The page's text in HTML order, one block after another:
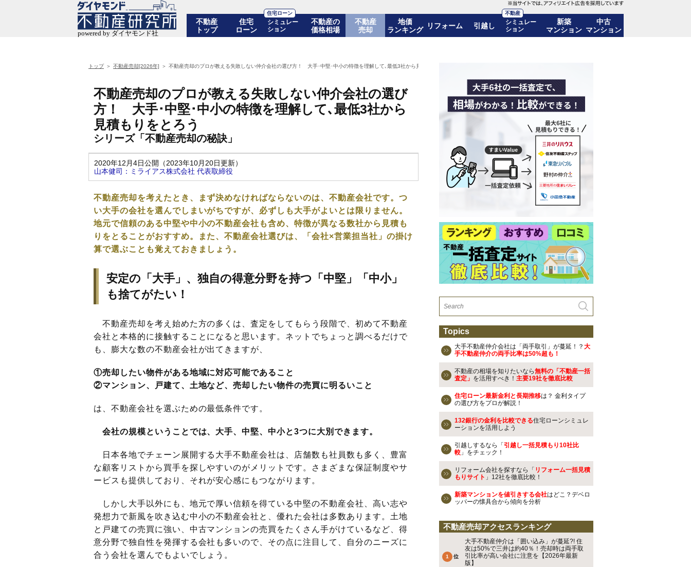
不動産
トップ
住宅
ローン
住宅ローン
シミュレー
ション
不動産の
価格相場
不動産
売却
地価
ランキング
リフォーム 引越し
不動産
シミュレー
ション
新築
マンション
中古
マンション
トップ 不動産売却[2026年] 不動産売却のプロが教える失敗しない仲介会社の選び方！ 大手･中堅･中小の特徴を理解して､最低3社から見積もりをとろう シリーズ「不動産売却の秘訣」
不動産売却のプロが教える失敗しない仲介会社の選び
方！ 大手･中堅･中小の特徴を理解して､最低3社から
見積もりをとろう
シリーズ「不動産売却の秘訣」
2020年12月4日公開（2023年10月20日更新）
山本健司：ミライアス株式会社 代表取締役
不動産売却を考えたとき、まず決めなければならないのは、不動産会社です。つ
い大手の会社を選んでしまいがちですが、必ずしも大手がよいとは限りません。
地元で信頼のある中堅や中小の不動産会社も含め、特徴が異なる数社から見積も
りをとることがおすすめ。また、不動産会社選びは、「会社×営業担当社」の掛け
算で選ぶことも覚えておきましょう。
安定の「大手」、独自の得意分野を持つ「中堅」「中小」
も捨てがたい！
不動産売却を考え始めた方の多くは、査定をしてもらう段階で、初めて不動産
会社と本格的に接触することになると思います。ネットでちょっと調べるだけで
も、膨大な数の不動産会社が出てきますが、
①売却したい物件がある地域に対応可能であること
②マンション、戸建て、土地など、売却したい物件の売買に明るいこと
は、不動産会社を選ぶための最低条件です。
会社の規模ということでは、大手、中堅、中小と3つに大別できます。
日本各地でチェーン展開する大手不動産会社は、店舗数も社員数も多く、豊富
な顧客リストから買手を探しやすいのがメリットです。さまざまな保証制度やサ
ービスも提供しており、それが安心感にもつながります。
しかし大手以外にも、地元で厚い信頼を得ている中堅の不動産会社、高い志や
発想力で新風を吹き込む中小の不動産会社と、優れた会社は多数あります。土地
と戸建ての売買に強い、中古マンションの売買をたくさん手がけているなど、得
意分野で独自性を発揮する会社も多いので、その点に注目して、自分のニーズに
合う会社を選んでもよいでしょう。
Topics
大手不動産仲介会社は「両手取引」が蔓延！？ 大
手不動産仲介の両手比率は50%超も！
不動産の相場を知りたいなら無料の「不動産一括
査定」 を活用すべき！ 主要19社を徹底比較
住宅ローン最新金利と長期推移は？ 金利タイプ
の選び方をプロが解説！
132銀行の金利を比較できる住宅ローンシミュレ
ーションを活用しよう
引越しするなら「 引越し一括見積もり10社比
較 」をチェック！
リフォーム会社を探すなら「 リフォーム一括見積
もりサイト 」12社を徹底比較！
新築マンションを値引きする会社はどこ？デベロ
ッパーの懐具合から傾向を分析
不動産売却アクセスランキング
大手不動産仲介は「囲い込み」が蔓延?! 住
友は50%で三井は約40％！売却時は両手取
引比率が高い会社に注意を【2026年最新
版】